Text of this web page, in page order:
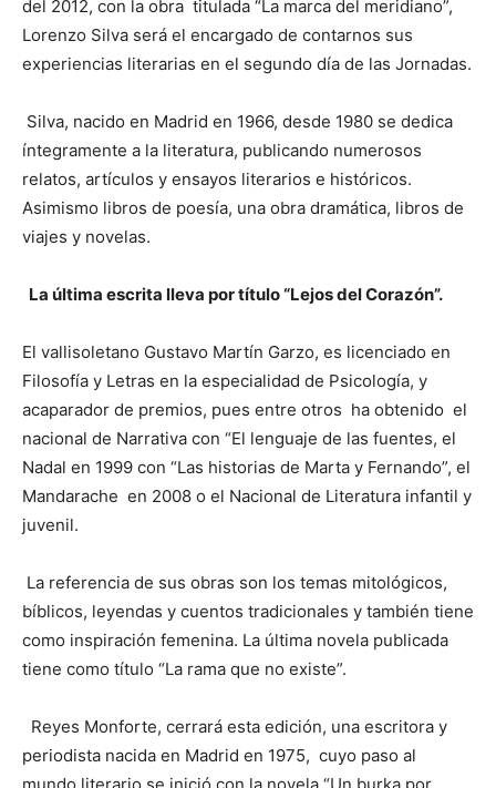
del 2012, con la obra titulada “La marca del meridiano”,
Lorenzo Silva será el encargado de contarnos sus
experiencias literarias en el segundo día de las Jornadas.
Silva, nacido en Madrid en 1966, desde 1980 se dedica
íntegramente a la literatura, publicando numerosos
relatos, artículos y ensayos literarios e históricos.
Asimismo libros de poesía, una obra dramática, libros de
viajes y novelas.
La última escrita lleva por título “Lejos del Corazón”.
El vallisoletano Gustavo Martín Garzo, es licenciado en
Filosofía y Letras en la especialidad de Psicología, y
acaparador de premios, pues entre otros ha obtenido el
nacional de Narrativa con “El lenguaje de las fuentes, el
Nadal en 1999 con “Las historias de Marta y Fernando”, el
Mandarache en 2008 o el Nacional de Literatura infantil y
juvenil.
La referencia de sus obras son los temas mitológicos,
bíblicos, leyendas y cuentos tradicionales y también tiene
como inspiración femenina. La última novela publicada
tiene como título “La rama que no existe”.
Reyes Monforte, cerrará esta edición, una escritora y
periodista nacida en Madrid en 1975, cuyo paso al